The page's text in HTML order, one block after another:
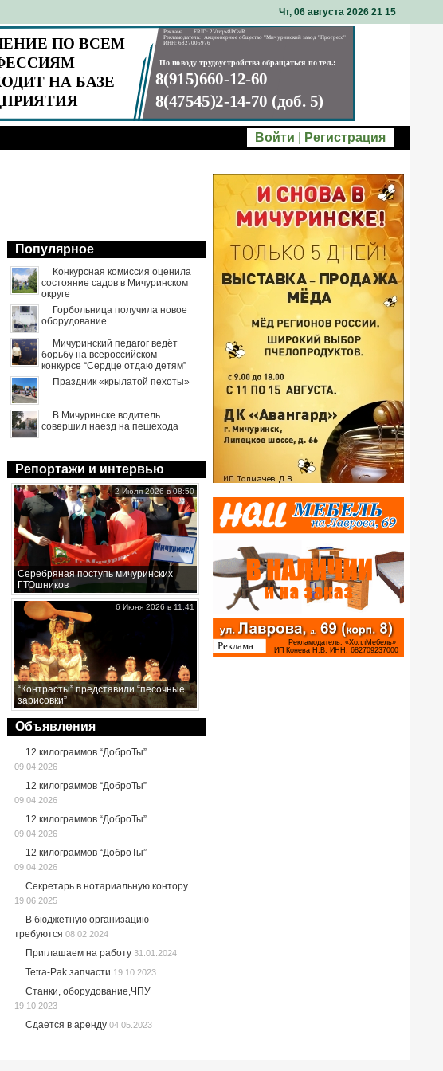
Чт, 06 августа 2026 21: 15
Войти Регистрация
Популярное
Конкурсная комиссия оценила
состояние садов в Мичуринском
округе
Горбольница получила новое
оборудование
Мичуринский педагог ведёт
борьбу на всероссийском
конкурсе “Сердце отдаю детям”
Праздник «крылатой пехоты»
В Мичуринске водитель
совершил наезд на пешехода
Репортажи и интервью
Серебряная поступь мичуринских
ГТОшников
2 Июля 2026 в 08:50
“Контрасты” представили “песочные
зарисовки”
6 Июня 2026 в 11:41
Объявления
12 килограммов “ДоброТы”
09.04.2026
12 килограммов “ДоброТы”
09.04.2026
12 килограммов “ДоброТы”
09.04.2026
12 килограммов “ДоброТы”
09.04.2026
Секретарь в нотариальную контору
19.06.2025
В бюджетную организацию
требуются 08.02.2024
Приглашаем на работу 31.01.2024
Tetra-Pak запчасти 19.10.2023
Станки, оборудование,ЧПУ
19.10.2023
Сдается в аренду 04.05.2023